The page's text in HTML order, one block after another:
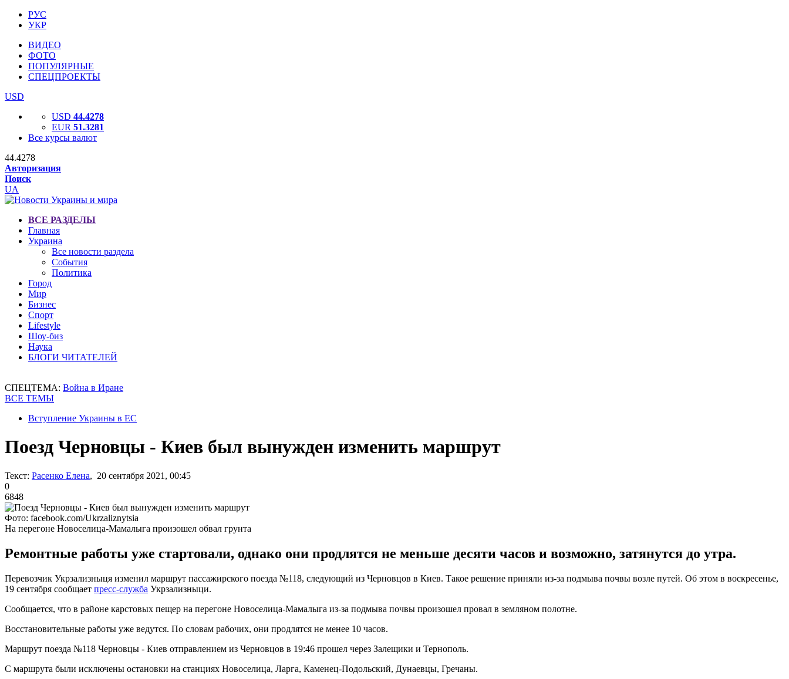
РУС
УКР
ВИДЕО
ФОТО
ПОПУЛЯРНЫЕ
СПЕЦПРОЕКТЫ
USD
USD 44.4278
EUR 51.3281
Все курсы валют
44.4278
Авторизация
Поиск
UA
ВСЕ РАЗДЕЛЫ
Главная
Украина
Все новости раздела
События
Политика
Город
Мир
Бизнес
Спорт
Lifestyle
Шоу-биз
Наука
БЛОГИ ЧИТАТЕЛЕЙ
СПЕЦТЕМА: Война в Иране
ВСЕ ТЕМЫ
Вступление Украины в ЕС
Поезд Черновцы - Киев был вынужден изменить маршрут
Текст: Расенко Елена, 20 сентября 2021, 00:45
0
6848
Фото: facebook.com/Ukrzaliznytsia
На перегоне Новоселица-Мамалыга произошел обвал грунта
Ремонтные работы уже стартовали, однако они продлятся не меньше десяти часов и возможно, затянутся до утра.
Перевозчик Укрзализныця изменил маршрут пассажирского поезда №118, следующий из Черновцов в Киев. Такое решение приняли из-за подмыва почвы возле путей. Об этом в воскресенье,
19 сентября сообщает пресс-служба Укрзализныци.
Сообщается, что в районе карстовых пещер на перегоне Новоселица-Мамалыга из-за подмыва почвы произошел провал в земляном полотне.
Восстановительные работы уже ведутся. По словам рабочих, они продлятся не менее 10 часов.
Маршрут поезда №118 Черновцы - Киев отправлением из Черновцов в 19:46 прошел через Залещики и Тернополь.
С маршрута были исключены остановки на станциях Новоселица, Ларга, Каменец-Подольский, Дунаевцы, Гречаны.